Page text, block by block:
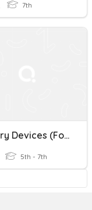
7th
Literary Devices (Foreshadowing, Allusions, Sensory Details)
5th - 7th